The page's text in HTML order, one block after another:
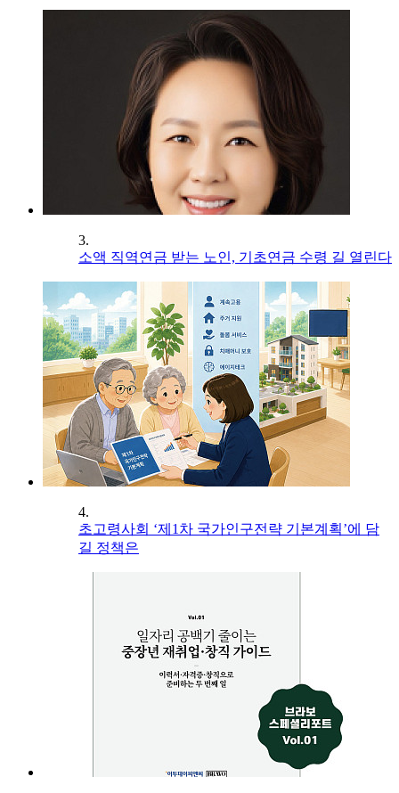
3.
소액 직역연금 받는 노인, 기초연금 수령 길 열린다
4.
초고령사회 ‘제1차 국가인구전략 기본계획’에 담
길 정책은